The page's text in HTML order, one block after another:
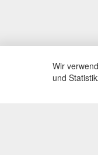
Wir
und